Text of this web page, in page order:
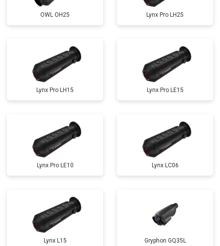
OWL OH25 Lynx Pro LH25
Lynx Pro LH15 Lynx Pro LE15
Lynx Pro LE10 Lynx LC06
Lynx L15 Gryphon GQ35L